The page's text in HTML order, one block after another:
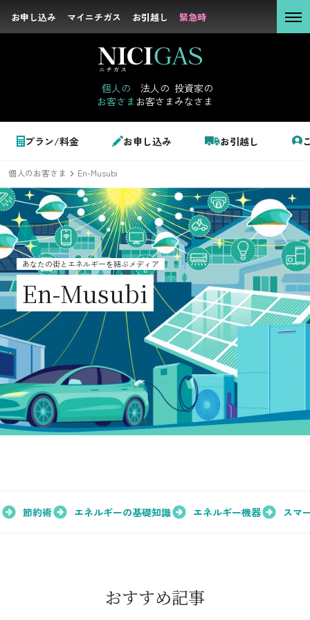
お申し込み マイニチガス お引越し 緊急時
個人の
お客さま
法人の
お客さま
投資家の
みなさま
プラン/料金 お申し込み お引越し
お申し込み マイニチガス お引越し 緊急時
個人のお客さま
LPガス＋でんき
でガ割のご案内
料金
お申し込み一覧
都市ガス＋でんき
でガ割のご案内
料金
お客さま
サステナビリテ
ィ
企業情報
採用情報
お問い合わせ先
よくある質問
個人のお客さま En-Musubi
あなたの街とエネルギーを結ぶメディア
En-Musubi
節約術 エネルギーの基礎知識 エネルギー機器 スマ
おすすめ記事